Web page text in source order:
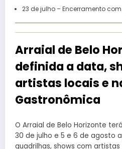
23 de julho – Encerramento
Arraial de Belo
definida a data,
artistas locais e
Gastronômica
O Arraial de Belo Horizonte
30 de julho e 5 e 6 de agosto
quadrilhas, shows com